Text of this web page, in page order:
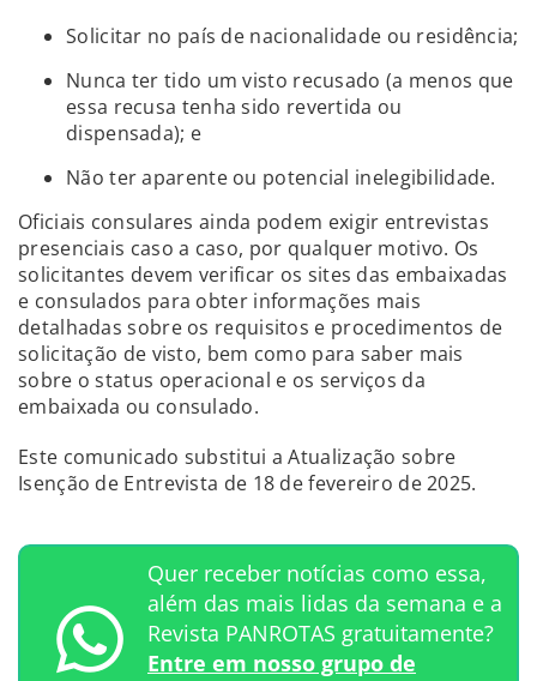
Solicitar no país de nacionalidade ou residência;
Nunca ter tido um visto recusado (a menos que
essa recusa tenha sido revertida ou
dispensada); e
Não ter aparente ou potencial inelegibilidade.
Oficiais consulares ainda podem exigir entrevistas
presenciais caso a caso, por qualquer motivo. Os
solicitantes devem verificar os sites das embaixadas
e consulados para obter informações mais
detalhadas sobre os requisitos e procedimentos de
solicitação de visto, bem como para saber mais
sobre o status operacional e os serviços da
embaixada ou consulado.
Este comunicado substitui a Atualização sobre
Isenção de Entrevista de 18 de fevereiro de 2025.
Quer receber notícias como essa,
além das mais lidas da semana e a
Revista PANROTAS gratuitamente?
Entre em nosso grupo de